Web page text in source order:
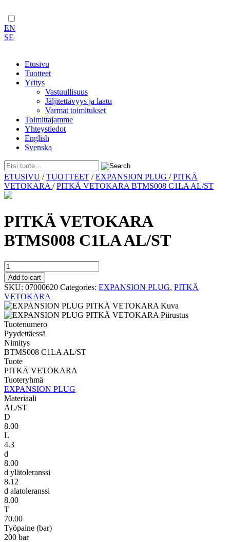
EN
SE
Etusivu
Tuotteet
Yritys
Vastuullisuus
Jäljitettävyys ja laatu
Varmat toimitukset
Toimittajamme
Yhteystiedot
English
Svenska
Skip
to
content
ETUSIVU /TUOTTEET /EXPANSION PLUG /PITKÄ
VETOKARA /PITKÄ VETOKARA BTMS008 C1LA AL/ST
PITKÄ VETOKARA
BTMS008 C1LA AL/ST
PITKÄ
VETOKARA
BTMS008
C1LA
AL/ST
quantity
Add to cart
SKU: 07000620 Categories: EXPANSION PLUG, PITKÄ
VETOKARA
Tuotenumero
Pyydettäessä
Nimitys
BTMS008 C1LA AL/ST
Tuote
PITKÄ VETOKARA
Tuoteryhmä
EXPANSION PLUG
Materiaali
AL/ST
D
8.00
L
4.3
d
8.00
d ylätoleranssi
8.12
d alatoleranssi
8.00
T
70.00
Työpaine (bar)
200 bar